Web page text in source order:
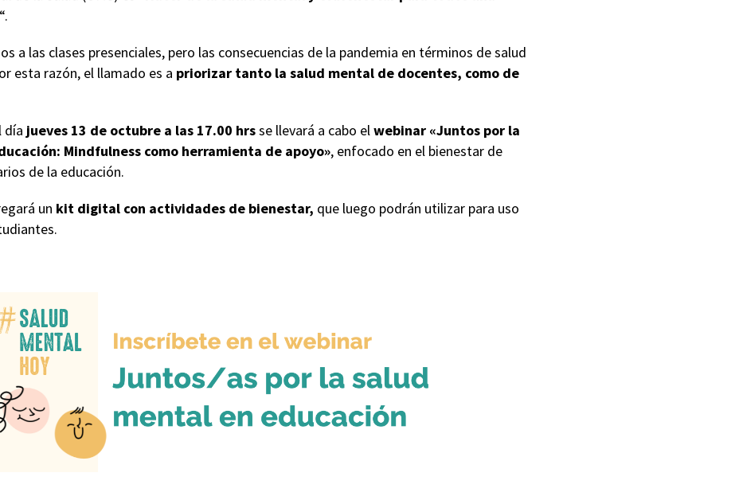
a las clases presenciales, pero las consecuencias de la pandemia en términos de salud
esta razón, el llamado es a priorizar tanto la salud mental de docentes, como de
día jueves 13 de octubre a las 17.00 hrsse llevará a cabo elwebinar «Juntos por la
Mindfulness como herramienta de apoyo», enfocado en el bienestar de
de la educación.
un kit digital con actividades de bienestar, que luego podrán utilizar para uso